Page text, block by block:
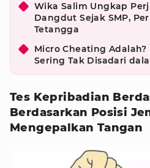
Wika Salim Ungkap
Dangdut Sejak SMP,
Tetangga
Micro Cheating
Sering Tak Disadari
Tes Kepribadian
Berdasarkan Posisi
Mengepalkan Tangan